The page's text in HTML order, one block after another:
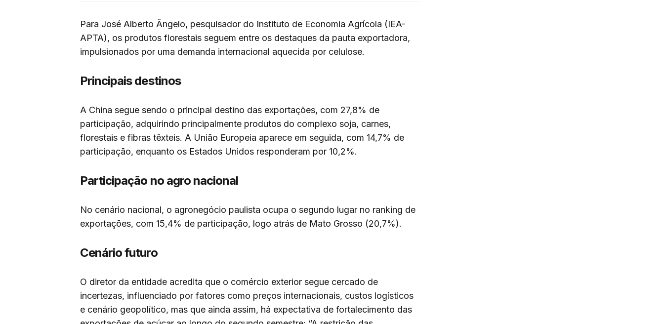
Para José Alberto Ângelo, pesquisador do Instituto de Economia Agrícola (IEA-
APTA), os produtos florestais seguem entre os destaques da pauta exportadora,
impulsionados por uma demanda internacional aquecida por celulose.
Principais destinos
A China segue sendo o principal destino das exportações, com 27,8% de
participação, adquirindo principalmente produtos do complexo soja, carnes,
florestais e fibras têxteis. A União Europeia aparece em seguida, com 14,7% de
participação, enquanto os Estados Unidos responderam por 10,2%.
Participação no agro nacional
No cenário nacional, o agronegócio paulista ocupa o segundo lugar no ranking de
exportações, com 15,4% de participação, logo atrás de Mato Grosso (20,7%).
Cenário futuro
O diretor da entidade acredita que o comércio exterior segue cercado de
incertezas, influenciado por fatores como preços internacionais, custos logísticos
e cenário geopolítico, mas que ainda assim, há expectativa de fortalecimento das